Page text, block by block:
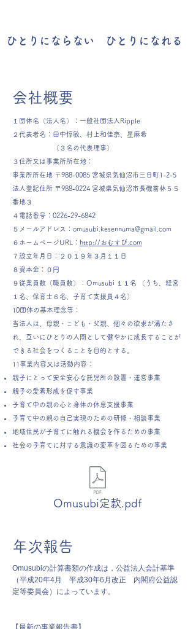
​ひとりにならない ひとりになれる
会社概要
１団体名（法人名）：一般社団法人Ripple
２代表者名：田中惇敏、村上和佳奈、星麻希
（３名の代表理事）
３住所又は事業所所在地：
事業所所在地 〒988-0085 宮城県気仙沼市三日町1-2-5
法人登記住所 〒988-0224 宮城県気仙沼市長磯前林５５
番地３
４電話番号：0226-29-6842
５メールアドレス： omusubi.kesennuma@gmail.com
６ホームページURL： http://おむすび.com
７設立年月日：２０１９年３月１１日
８資本金：０円
９従業員数（職員数）：Omusubi １１名 （うち、経営
１名、保育士６名、子育て支援員４名）
10団体の基本理念等：
当法人は、母親・こども・父親、個々の欲求が満たさ
れ、互いにひとりの人間として健やかに成長することが
できる社会をつくることを目的とする。
11事業内容又は活動内容：
親子にとって安全安心な託児所の設置・運営事業
親子の愛着形成を促す事業
子育て中の親の心と身体の休息支援事業
子育て中の親の自己実現のための研修・相談事業
地域住民が子育てに触れる機会を作るための事業
社会の子育てに対する意識の変革を図るための事業
Omusubi定款.pdf
年次報告
Omusubiの計算書類の作成は，公益法人会計基準
（平成20年4月 平成30年6月改正 内閣府公益認
定等委員会）によっています。
【最新の事業報告書】